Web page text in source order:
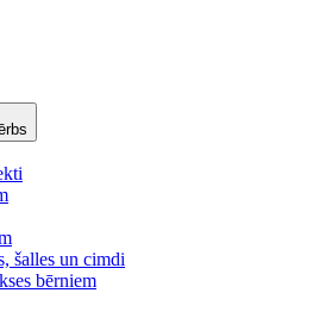
šalles un cimdi
bērniem